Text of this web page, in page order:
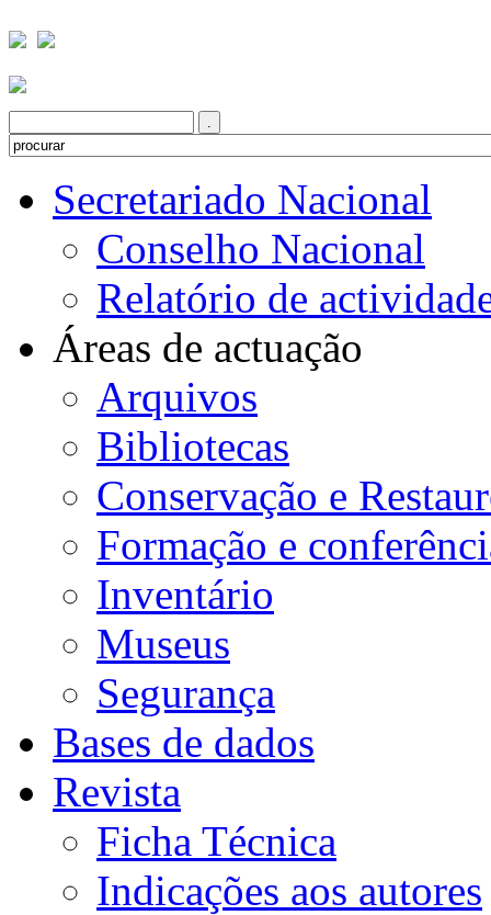
Secretariado Nacional
Conselho Nacional
Relatório de
Áreas de actuação
Arquivos
Bibliotecas
Conservação e
Formação e
Inventário
Museus
Segurança
Bases de dados
Revista
Ficha Técnica
Indicações aos autores